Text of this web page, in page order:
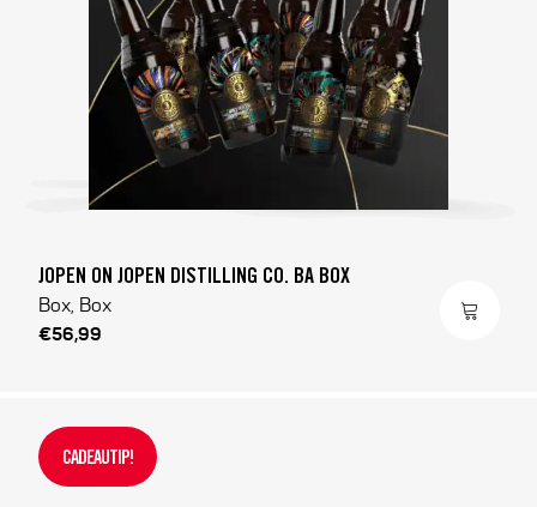
JOPEN ON JOPEN DISTILLING CO. BA BOX
Box, Box
€56,99
CADEAUTIP!